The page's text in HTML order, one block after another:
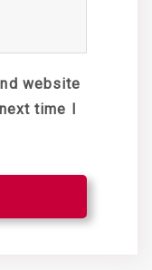
website
time I